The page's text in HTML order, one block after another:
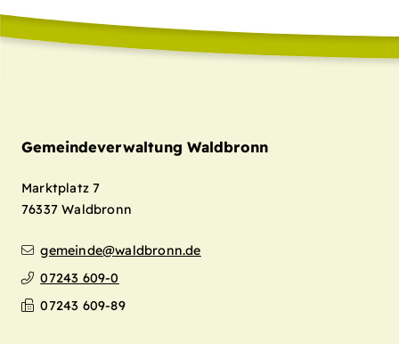
Gemeindeverwaltung Waldbronn
Marktplatz 7
76337 Waldbronn
gemeinde@waldbronn.de
07243 609-0
07243 609-89